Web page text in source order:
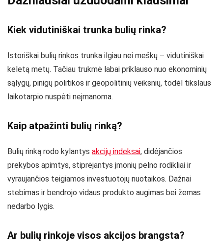
Kiek vidutiniškai trunka bulių rinka?
Istoriškai bulių rinkos trunka ilgiau nei meškų – vidutiniškai
keletą metų. Tačiau trukmė labai priklauso nuo ekonominių
sąlygų, pinigų politikos ir geopolitinių veiksnių, todėl tikslaus
laikotarpio nuspėti neįmanoma.
Kaip atpažinti bulių rinką?
Bulių rinką rodo kylantys akcijų indeksai, didėjančios
prekybos apimtys, stiprėjantys įmonių pelno rodikliai ir
vyraujančios teigiamos investuotojų nuotaikos. Dažnai
stebimas ir bendrojo vidaus produkto augimas bei žemas
nedarbo lygis.
Ar bulių rinkoje visos akcijos brangsta?